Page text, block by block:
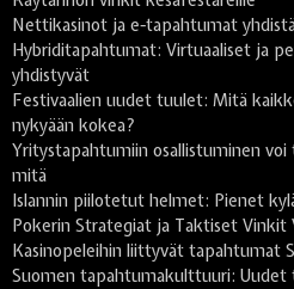
Nettikasinot ja e-tapahtumat
Hybriditapahtumat: Virtuaaliset ja
yhdistyvät
Festivaalien uudet tuulet: Mitä
nykyään kokea?
Yritystapahtumiin osallistuminen
mitä
Islannin piilotetut helmet: Pienet
Pokerin Strategiat ja Taktiset Vinkit
Kasinopeleihin liittyvät tapahtumat
Suomen tapahtumakulttuuri: